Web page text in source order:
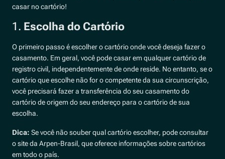
casar no cartório!
1. Escolha do Cartório
O primeiro passo é escolher o cartório onde você deseja fazer o
casamento. Em geral, você pode casar em qualquer cartório de
registro civil, independentemente de onde reside. No entanto, se o
cartório que escolhe não for o competente da sua circunscrição,
você precisará fazer a transferência do seu casamento do
cartório de origem do seu endereço para o cartório de sua
escolha.
Dica: Se você não souber qual cartório escolher, pode consultar
o site da Arpen-Brasil, que oferece informações sobre cartórios
em todo o país.